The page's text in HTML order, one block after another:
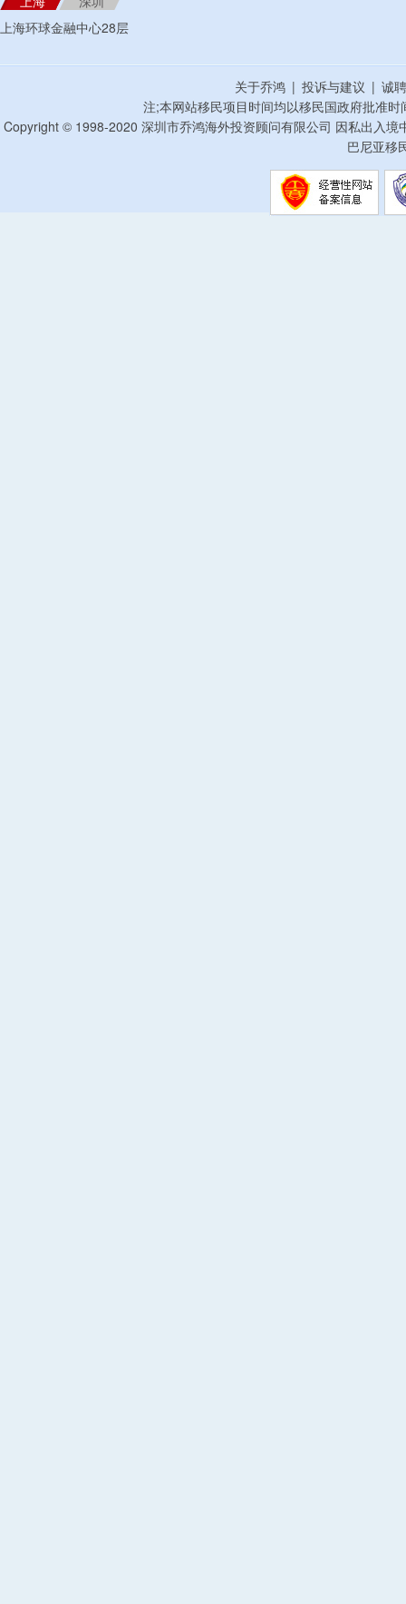
上海环球金融中心28层
关于乔鸿 | 投诉与建议 | 诚
注;本网站移民项目时间均以移民国政府批准
Copyright © 1998-2020 深圳市乔鸿海外投资顾问有限公司 因私出入
巴尼亚移